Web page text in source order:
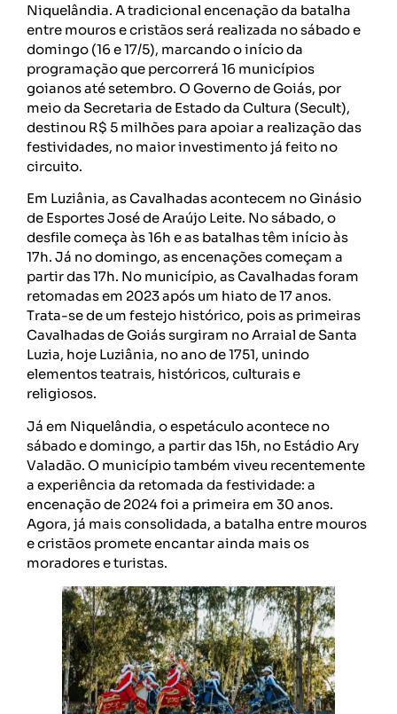
Niquelândia. A tradicional encenação da batalha
entre mouros e cristãos será realizada no sábado e
domingo (16 e 17/5), marcando o início da
programação que percorrerá 16 municípios
goianos até setembro. O Governo de Goiás, por
meio da Secretaria de Estado da Cultura (Secult),
destinou R$ 5 milhões para apoiar a realização das
festividades, no maior investimento já feito no
circuito.
Em Luziânia, as Cavalhadas acontecem no Ginásio
de Esportes José de Araújo Leite. No sábado, o
desfile começa às 16h e as batalhas têm início às
17h. Já no domingo, as encenações começam a
partir das 17h. No município, as Cavalhadas foram
retomadas em 2023 após um hiato de 17 anos.
Trata-se de um festejo histórico, pois as primeiras
Cavalhadas de Goiás surgiram no Arraial de Santa
Luzia, hoje Luziânia, no ano de 1751, unindo
elementos teatrais, históricos, culturais e
religiosos.
Já em Niquelândia, o espetáculo acontece no
sábado e domingo, a partir das 15h, no Estádio Ary
Valadão. O município também viveu recentemente
a experiência da retomada da festividade: a
encenação de 2024 foi a primeira em 30 anos.
Agora, já mais consolidada, a batalha entre mouros
e cristãos promete encantar ainda mais os
moradores e turistas.